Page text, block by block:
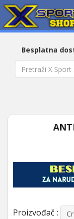
Besplatna
Proizvođač :